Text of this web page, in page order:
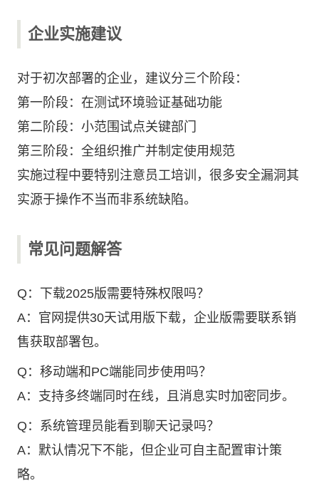
企业实施建议
对于初次部署的企业，建议分三个阶段：
第一阶段：在测试环境验证基础功能
第二阶段：小范围试点关键部门
第三阶段：全组织推广并制定使用规范
实施过程中要特别注意员工培训，很多安全漏洞其
实源于操作不当而非系统缺陷。
常见问题解答
Q：下载2025版需要特殊权限吗？
A：官网提供30天试用版下载，企业版需要联系销
售获取部署包。
Q：移动端和PC端能同步使用吗？
A：支持多终端同时在线，且消息实时加密同步。
Q：系统管理员能看到聊天记录吗？
A：默认情况下不能，但企业可自主配置审计策
略。